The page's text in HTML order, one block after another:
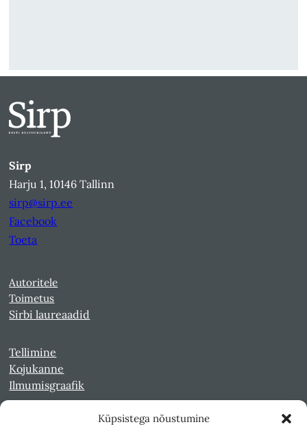
Küpsistega nõustumine
Sirp
Harju 1, 10146 Tallinn
sirp@sirp.ee
Facebook
Toeta
Autoritele
Toimetus
Sirbi laureaadid
Tellimine
Kojukanne
Ilmumisgraafik